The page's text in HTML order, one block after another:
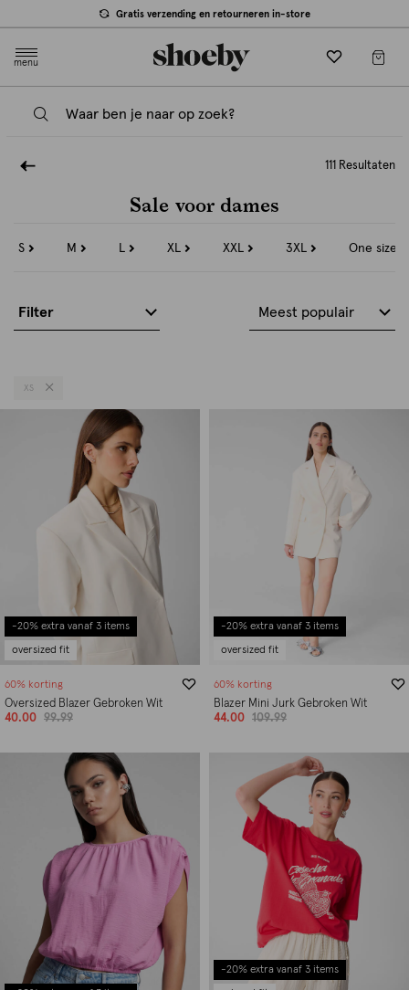
Gratis verzending en retourneren in-store
menu
111 Resultaten
Sale voor dames
S
Refine
M
Refine
L
Refine
XL
Refine
XXL
Refine
3XL
Refine
One size
Refine
size
Filter Meest populair
XS
-20% extra vanaf 3 items
oversized fit
60% korting
Oversized Blazer Gebroken Wit
40.00
99.99
-20% extra vanaf 3 items
oversized fit
60% korting
Blazer Mini Jurk Gebroken Wit
44.00
109.99
-20% extra vanaf 3 items